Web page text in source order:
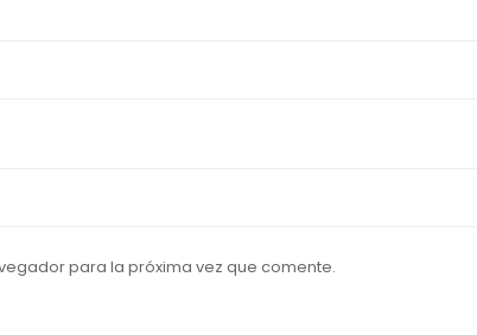
para la próxima vez que comente.